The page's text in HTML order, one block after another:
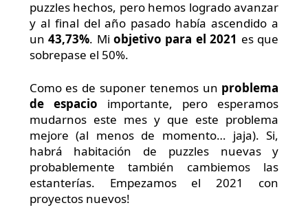
puzzles hechos, pero hemos logrado avanzar
y al final del año pasado había ascendido a
un43,73%. Miobjetivo para el 2021 es que
sobrepase el 50%.
Como es de suponer tenemos un problema
de espacio importante, pero esperamos
mudarnos este mes y que este problema
mejore (al menos de momento… jaja). Si,
habrá habitación de puzzles nuevas y
probablemente también cambiemos las
estanterías. Empezamos el 2021 con
proyectos nuevos!